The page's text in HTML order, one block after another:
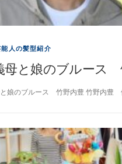
能人の髪型紹介
と娘のブルース
娘のブルース 竹野内豊 竹野内豊